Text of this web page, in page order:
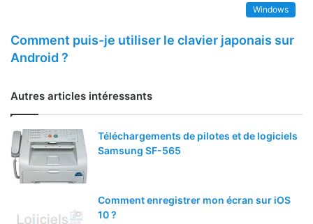
Windows
Comment puis-je utiliser le clavier japonais sur
Android ?
Autres articles intéressants
Téléchargements de pilotes et de logiciels
Samsung SF-565
Comment enregistrer mon écran sur iOS
10 ?